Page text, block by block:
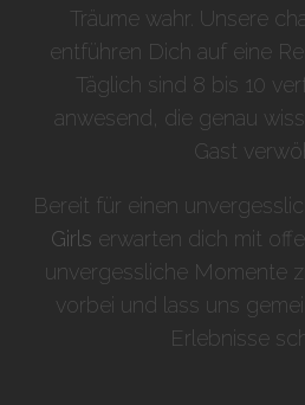
Träume wahr. Unsere
entführen Dich auf eine
Täglich sind 8 bis 10
anwesend, die genau
Gast
Bereit für einen
Girls erwarten dich mit
unvergessliche Momente
vorbei und lass uns
Erlebnisse